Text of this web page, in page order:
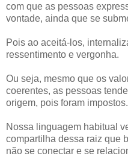
com que as pessoas
vontade, ainda que se
Pois ao aceitá-los,
ressentimento e vergonha.
Ou seja, mesmo que os
coerentes, as pessoas
origem, pois foram impostos.
Nossa linguagem habitual
compartilha dessa raiz que
não se conectar e se